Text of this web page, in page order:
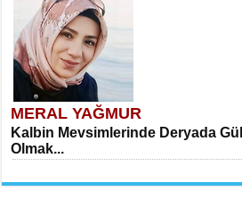
MERAL YAĞMUR
Kalbin Mevsimlerinde Deryada Gül
Olmak...